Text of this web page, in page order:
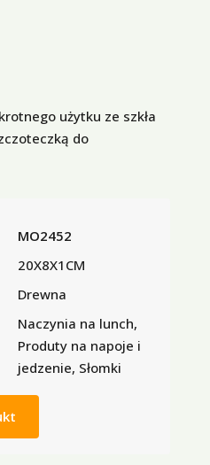
użytku ze szkła
do
MO2452
20X8X1CM
Drewna
Naczynia na lunch,
Produty na napoje i
jedzenie, Słomki